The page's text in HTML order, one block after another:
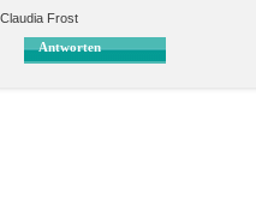
Claudia Frost
Antworten